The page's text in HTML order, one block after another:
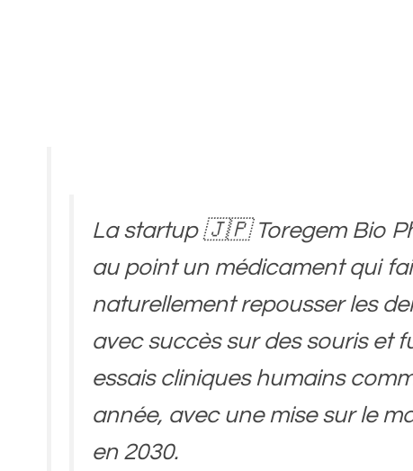
La startup 🇯🇵 Toregem Bio
au point un médicament qui
naturellement repousser les
avec succès sur des souris et
essais cliniques humains
année, avec une mise sur le
en 2030.